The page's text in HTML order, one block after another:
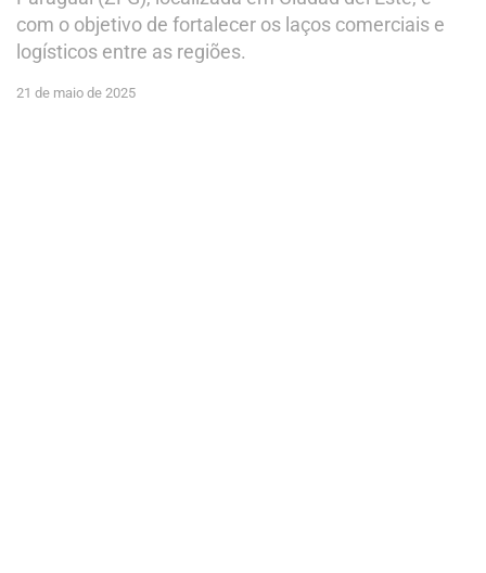
com o objetivo de fortalecer os laços comerciais e
logísticos entre as regiões.
21 de maio de 2025